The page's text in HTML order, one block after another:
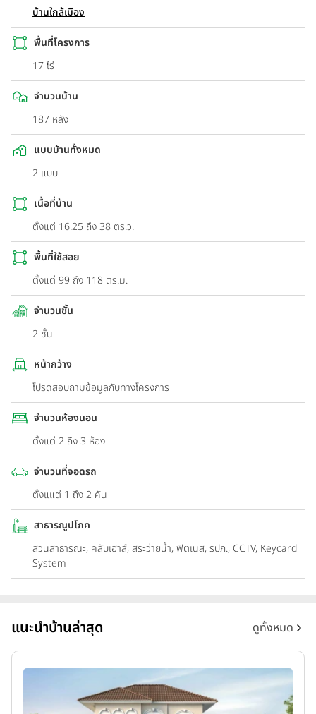
บ้านใกล้เมือง
พื้นที่โครงการ
17 ไร่
จำนวนบ้าน
187 หลัง
แบบบ้านทั้งหมด
2 แบบ
เนื้อที่บ้าน
ตั้งแต่ 16.25 ถึง 38 ตร.ว.
พื้นที่ใช้สอย
ตั้งแต่ 99 ถึง 118 ตร.ม.
จำนวนชั้น
2 ชั้น
หน้ากว้าง
โปรดสอบถามข้อมูลกับทางโครงการ
จำนวนห้องนอน
ตั้งแต่ 2 ถึง 3 ห้อง
จำนวนที่จอดรถ
ตั้งแแต่ 1 ถึง 2 คัน
สาธารณูปโภค
สวนสาธารณะ, คลับเฮาส์, สระว่ายน้ำ, ฟิตเนส, รปภ., CCTV, Keycard
System
แนะนำบ้านล่าสุด ดูทั้งหมด